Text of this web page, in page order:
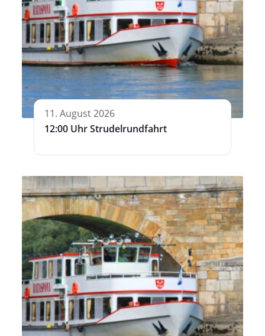
11. August 2026
12:00 Uhr Strudelrundfahrt